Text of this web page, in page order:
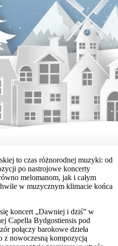
to czas różnorodnej muzyki: od
po nastrojowe koncerty
melomanom, jak i całym
w muzycznym klimacie końca
koncert „Dawniej i dziś” w
Capella Bydgostiensis pod
połączy barokowe dzieła
nowoczesną kompozycją